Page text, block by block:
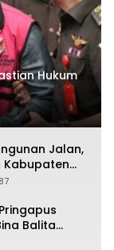
Hukum
Jalan,
Kabupaten
Balita